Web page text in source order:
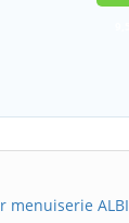
menuiserie ALBI